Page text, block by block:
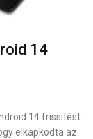
14
14 frissítést
elkapkodta az